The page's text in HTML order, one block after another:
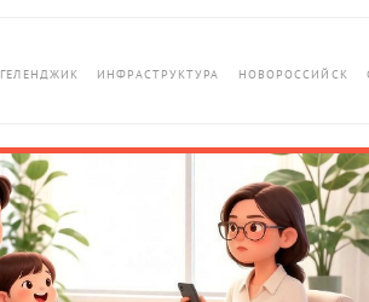
ГЕЛЕНДЖИК ИНФРАСТРУКТУРА НОВОРОССИЙСК